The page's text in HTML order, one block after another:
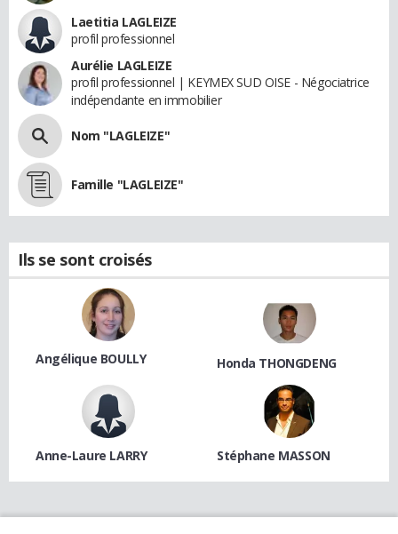
Laetitia LAGLEIZE
profil professionnel
Aurélie LAGLEIZE
profil professionnel | KEYMEX SUD OISE - Négociatrice
indépendante en immobilier
Nom "LAGLEIZE"
Famille "LAGLEIZE"
Ils se sont croisés
Angélique BOULLY Honda THONGDENG
Anne-Laure LARRY Stéphane MASSON